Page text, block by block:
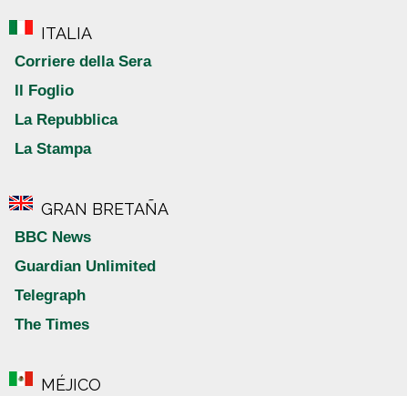
ITALIA
Corriere della Sera
Il Foglio
La Repubblica
La Stampa
GRAN BRETAÑA
BBC News
Guardian Unlimited
Telegraph
The Times
MÉJICO